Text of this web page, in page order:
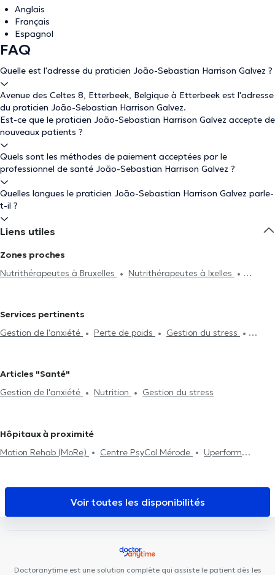
Anglais
Français
Espagnol
FAQ
Quelle est l'adresse du praticien João-Sebastian Harrison Galvez ?
Avenue des Celtes 8, Etterbeek, Belgique à Etterbeek est l'adresse
du praticien João-Sebastian Harrison Galvez.
Est-ce que le praticien João-Sebastian Harrison Galvez accepte de
nouveaux patients ?
Quels sont les méthodes de paiement acceptées par le
professionnel de santé João-Sebastian Harrison Galvez ?
Quelles langues le praticien João-Sebastian Harrison Galvez parle-
t-il ?
Liens utiles
Zones proches
Nutrithérapeutes à Bruxelles
Nutrithérapeutes à Ixelles
Nutrithérapeutes à Schaerbeek
Nutrithérapeutes à Genval
Services pertinents
Gestion de l'anxiété
Perte de poids
Gestion du stress
Articles "Santé"
Gestion de l'anxiété
Nutrition Gestion du stress
Hôpitaux à proximité
Motion Rehab (MoRe)
Centre PsyCol Mérode
Uperform
Paramédical Saint-Michel
Guiti Medical Center
ARTISTES - BY LILIE
RegenGo
Whitlock Medical Center
Centre Médical Psymed
Posturalhub
Voir toutes les disponibilités
Doctoranytime est une solution complète qui assiste le patient dès les